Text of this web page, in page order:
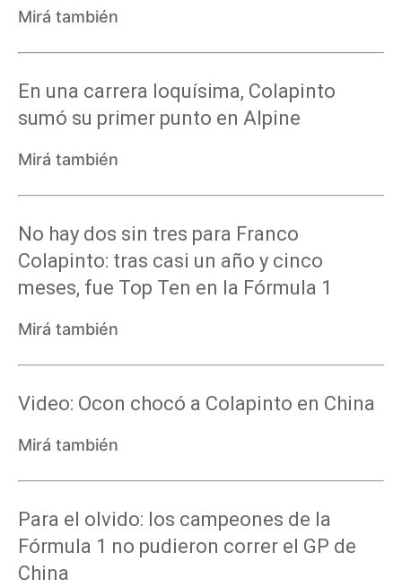
Mirá también
En una carrera loquísima, Colapinto
sumó su primer punto en Alpine
Mirá también
No hay dos sin tres para Franco
Colapinto: tras casi un año y cinco
meses, fue Top Ten en la Fórmula 1
Mirá también
Video: Ocon chocó a Colapinto en China
Mirá también
Para el olvido: los campeones de la
Fórmula 1 no pudieron correr el GP de
China